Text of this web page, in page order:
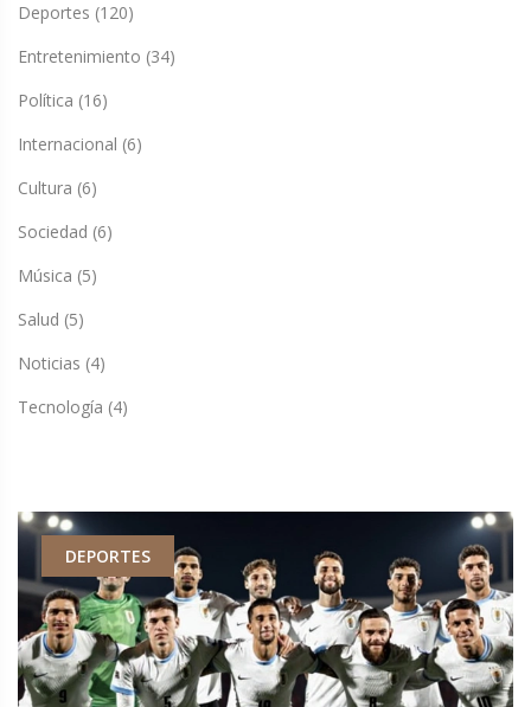
Deportes (120)
Entretenimiento (34)
Política (16)
Internacional (6)
Cultura (6)
Sociedad (6)
Música (5)
Salud (5)
Noticias (4)
Tecnología (4)
DEPORTES